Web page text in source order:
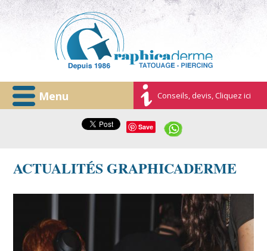
Menu Conseils, devis, Cliquez ici
Save
ACTUALITÉS GRAPHICADERME